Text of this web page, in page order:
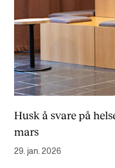
Canvas
IT og digitale tjenester
Sibelius – Notation
Rom, bygg, saler og
Semesterregistrering
STUDENTLIV
Husk å svare på
mars
29. jan. 2026